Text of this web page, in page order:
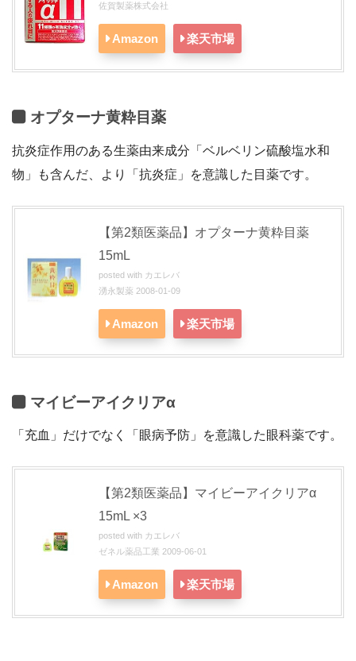
佐賀製薬株式会社
Amazon 楽天市場
オプターナ黄粋目薬
抗炎症作用のある生薬由来成分「ベルベリン硫酸塩水和
物」も含んだ、より「抗炎症」を意識した目薬です。
【第2類医薬品】オプターナ黄粋目薬
15mL
posted with カエレバ
湧永製薬 2008-01-09
Amazon 楽天市場
マイビーアイクリアα
「充血」だけでなく「眼病予防」を意識した眼科薬です。
【第2類医薬品】マイビーアイクリアα
15mL ×3
posted with カエレバ
ゼネル薬品工業 2009-06-01
Amazon 楽天市場